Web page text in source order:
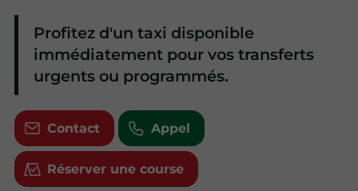
Profitez d'un taxi disponible
immédiatement pour vos transferts
urgents ou programmés.
Contact Appel
Réserver une course